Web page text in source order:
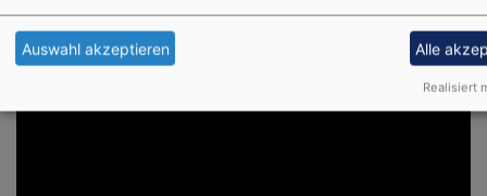
Auswahl akzeptieren Alle
Realisiert